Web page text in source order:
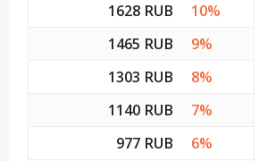
1628 RUB
10%
1465 RUB
9%
1303 RUB
8%
1140 RUB
7%
977 RUB
6%